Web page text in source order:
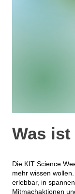
Was
Die KIT Science
mehr wissen
erlebbar, in
Mitmachaktionen